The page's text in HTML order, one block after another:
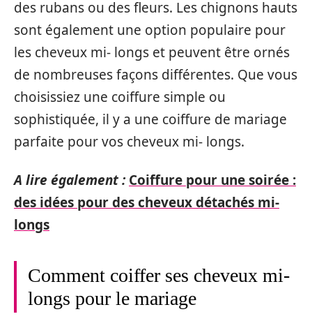
des rubans ou des fleurs. Les chignons hauts
sont également une option populaire pour
les cheveux mi- longs et peuvent être ornés
de nombreuses façons différentes. Que vous
choisissiez une coiffure simple ou
sophistiquée, il y a une coiffure de mariage
parfaite pour vos cheveux mi- longs.
A lire également : Coiffure pour une soirée :
des idées pour des cheveux détachés mi-
longs
Comment coiffer ses cheveux mi-
longs pour le mariage